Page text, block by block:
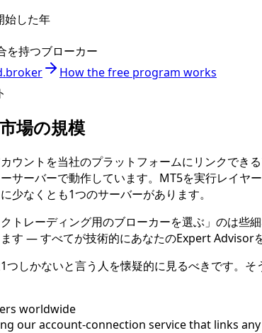
した年
を持つブローカー
How the free program works
場の規模
ウントを当社のプラットフォームにリンクで
サーバーで動作しています。MT5を実行レイヤ
少なくとも1つのサーバーがあります。
トレーディング用のブローカーを選ぶ」のは些
す — すべてが技術的にあなたのExpert Advisor
つしかないと言う人を懐疑的に見るべきです。
worldwide
our account-connection service that links